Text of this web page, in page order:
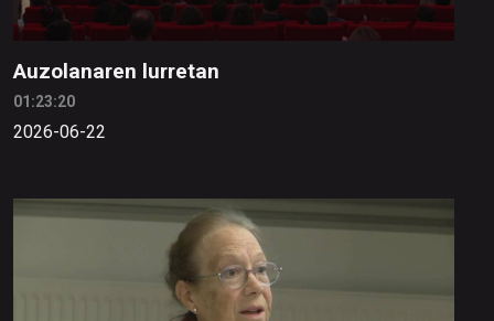
Auzolanaren lurretan
01:23:20
2026-06-22